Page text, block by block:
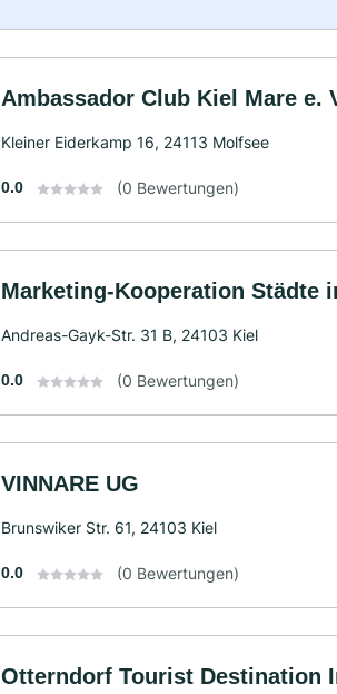
Ambassador Club Kiel Mare e.
Kleiner Eiderkamp 16, 24113 Molfsee
0.0 (0 Bewertungen)
Marketing-Kooperation Städte
Andreas-Gayk-Str. 31 B, 24103 Kiel
0.0 (0 Bewertungen)
VINNARE UG
Brunswiker Str. 61, 24103 Kiel
0.0 (0 Bewertungen)
Otterndorf Tourist Destination